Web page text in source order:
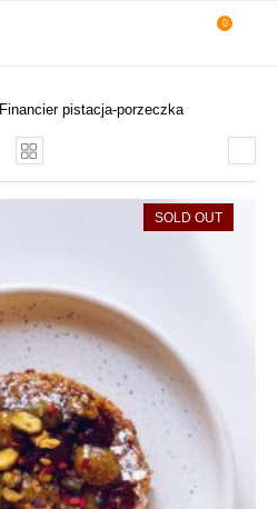
0
Financier pistacja-porzeczka
SOLD OUT